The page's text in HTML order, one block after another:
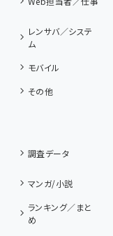
レンサバ／システ
ム
モバイル
その他
調査データ
マンガ/小説
ランキング／まと
め